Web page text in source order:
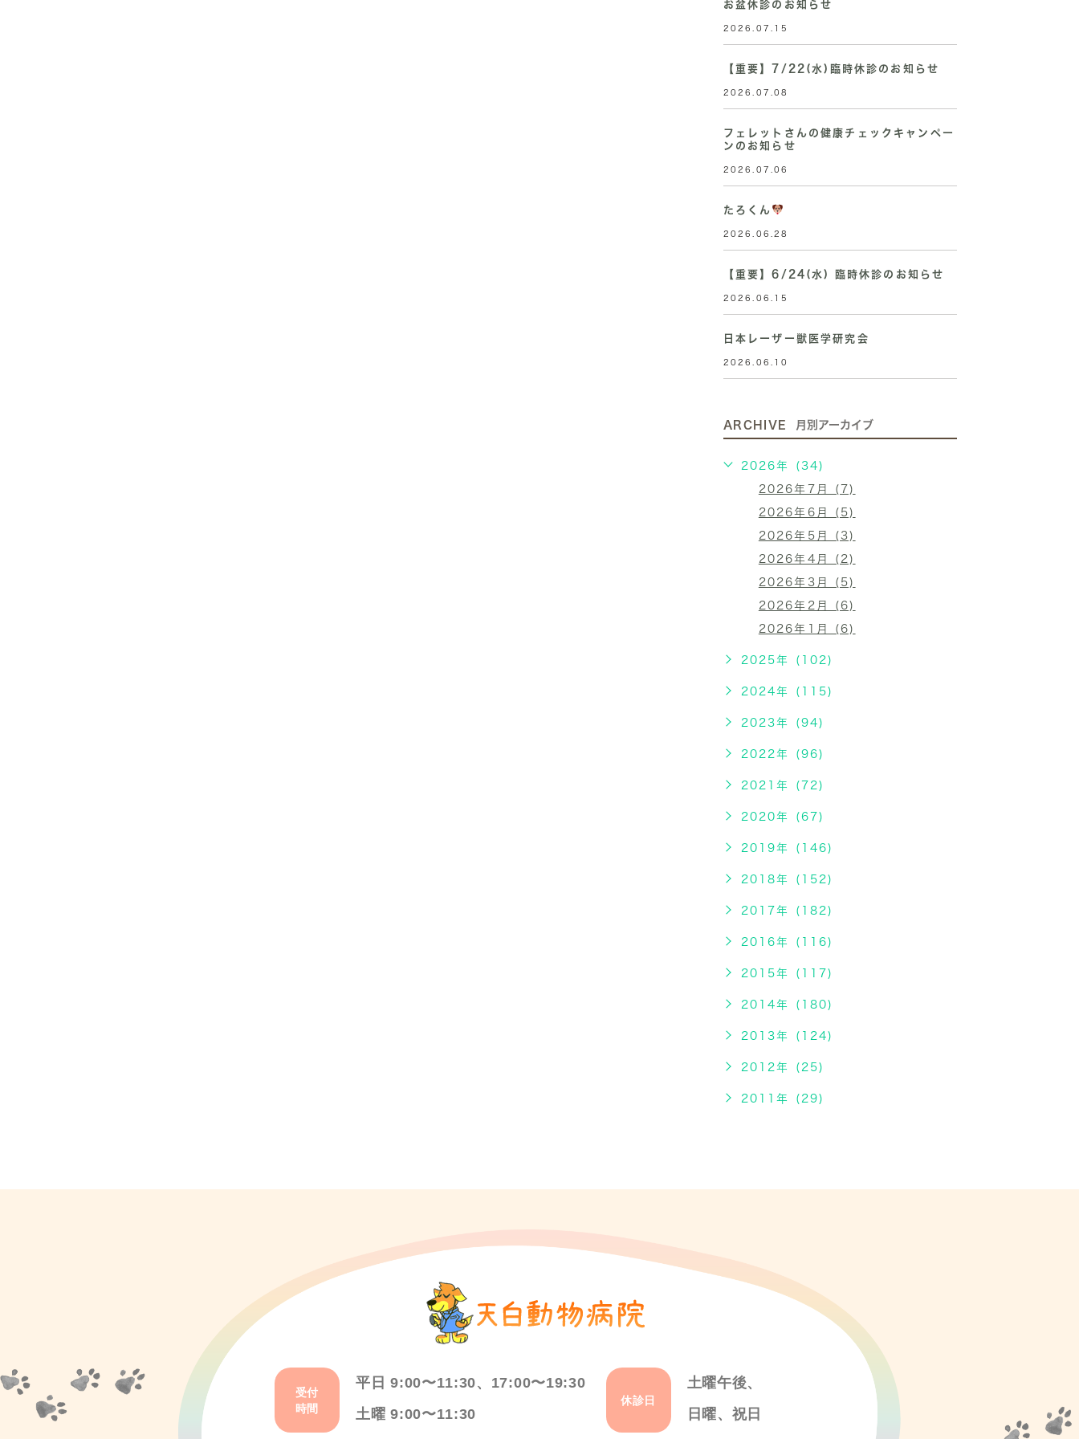
お盆休診のお知らせ
2026.07.15
【重要】7/22(水)臨時休診のお知らせ
2026.07.08
フェレットさんの健康チェックキャンペー
ンのお知らせ
2026.07.06
たろくん
2026.06.28
【重要】6/24(水) 臨時休診のお知らせ
2026.06.15
日本レーザー獣医学研究会
2026.06.10
ARCHIVE 月別アーカイブ
2026年 (34)
2026年7月 (7)
2026年6月 (5)
2026年5月 (3)
2026年4月 (2)
2026年3月 (5)
2026年2月 (6)
2026年1月 (6)
2025年 (102)
2024年 (115)
2023年 (94)
2022年 (96)
2021年 (72)
2020年 (67)
2019年 (146)
2018年 (152)
2017年 (182)
2016年 (116)
2015年 (117)
2014年 (180)
2013年 (124)
2012年 (25)
2011年 (29)
受付
時間
平日 9:00〜11:30、17:00〜19:30
土曜 9:00〜11:30
休診日
土曜午後、
日曜、祝日